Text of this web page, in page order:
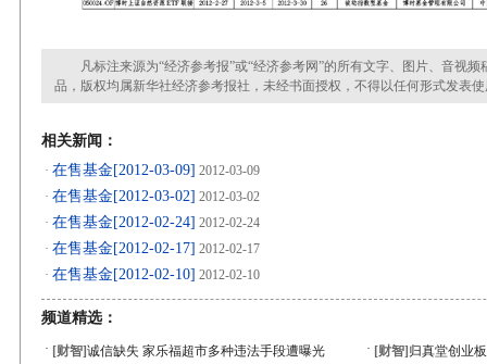
凡标注来源为“经济参考报”或“经济参考网”的所有文字、图片、音视频
品，版权均属新华社经济参考报社，未经书面授权，不得以任何形式发表
相关新闻：
· 在售基金[2012-03-09] 2012-03-09
· 在售基金[2012-03-02] 2012-03-02
· 在售基金[2012-02-24] 2012-02-24
· 在售基金[2012-02-17] 2012-02-17
· 在售基金[2012-02-10] 2012-02-10
频道精选：
· [财智]诚信缺失 家乐福超市多种违法手段遭曝光 · [财智] 归真堂创业